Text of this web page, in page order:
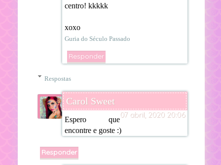
centro! kkkkk
xoxo
Guria do Século Passado
Responder
Respostas
Carol Sweet
07 abril, 2020 20:06
Espero que
encontre e goste :)
Responder